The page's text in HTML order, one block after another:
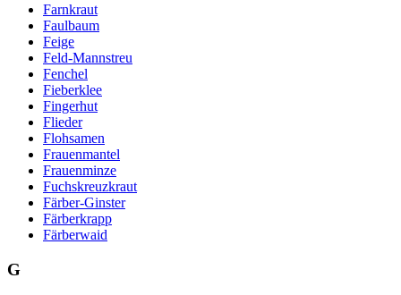
Farnkraut
Faulbaum
Feige
Feld-Mannstreu
Fenchel
Fieberklee
Fingerhut
Flieder
Flohsamen
Frauenmantel
Frauenminze
Fuchskreuzkraut
Färber-Ginster
Färberkrapp
Färberwaid
G